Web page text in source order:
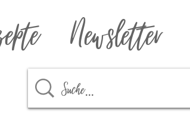
Newsletter